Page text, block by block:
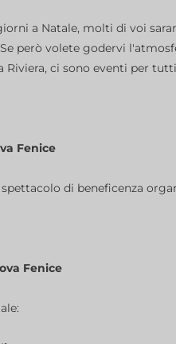
a Natale, molti di voi
però volete godervi
Riviera, ci sono eventi per
Fenice
di beneficenza
Fenice